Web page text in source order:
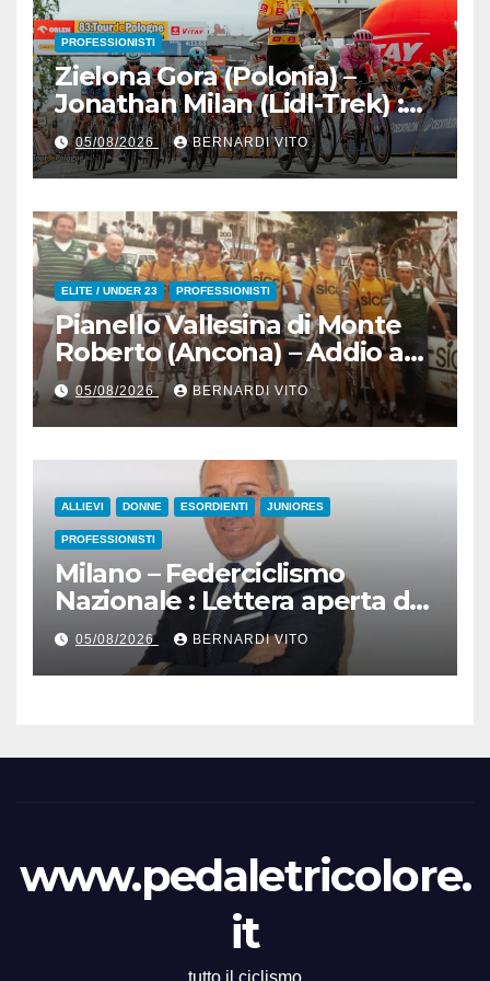
PROFESSIONISTI
Zielona Gora (Polonia) –
Jonathan Milan (Lidl-Trek) :
Vince la terza tappa di
seguito e in maglia gialla
all’83° Giro di Polonia
05/08/2026 BERNARDI VITO
ELITE / UNDER 23 PROFESSIONISTI
Pianello Vallesina di Monte
Roberto (Ancona) – Addio ad
Alderino Bartoloni, Direttore
Sportivo rigorosamente
Gentile
05/08/2026 BERNARDI VITO
ALLIEVI DONNE ESORDIENTI JUNIORES
PROFESSIONISTI
Milano – Federciclismo
Nazionale : Lettera aperta del
Presidente Cordiano
Dagnoni
05/08/2026 BERNARDI VITO
www.pedaletricolore.
it
tutto il ciclismo